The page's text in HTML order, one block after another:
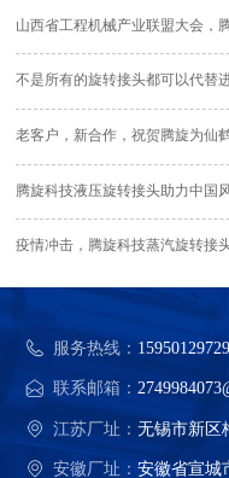
山西省工程机械产业联盟大会，
不是所有的旋转接头都可以代
老客户，新合作，祝贺腾旋为仙
腾旋科技液压旋转接头助力中国
疫情冲击，腾旋科技蒸汽旋转接
服务热线：
联系邮箱：
江苏厂址：无锡市新区
安徽厂址：安徽省宣城